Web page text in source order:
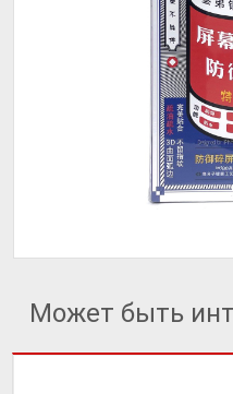
Может быть